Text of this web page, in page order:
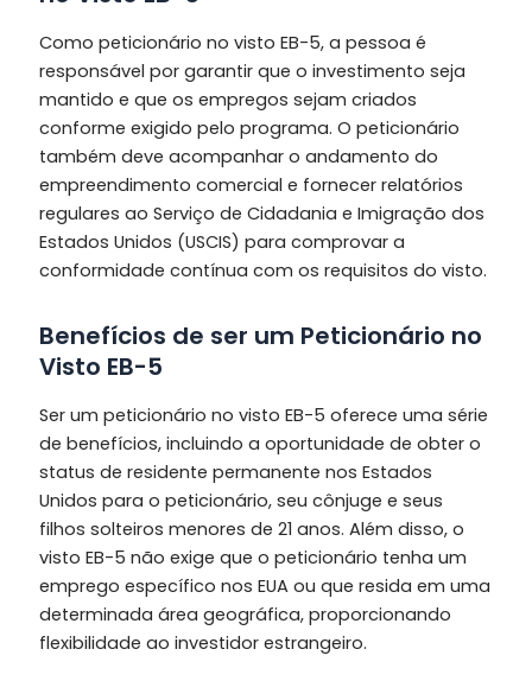
Como peticionário no visto EB-5, a pessoa é
responsável por garantir que o investimento seja
mantido e que os empregos sejam criados
conforme exigido pelo programa. O peticionário
também deve acompanhar o andamento do
empreendimento comercial e fornecer relatórios
regulares ao Serviço de Cidadania e Imigração dos
Estados Unidos (USCIS) para comprovar a
conformidade contínua com os requisitos do visto.
Benefícios de ser um Peticionário no
Visto EB-5
Ser um peticionário no visto EB-5 oferece uma série
de benefícios, incluindo a oportunidade de obter o
status de residente permanente nos Estados
Unidos para o peticionário, seu cônjuge e seus
filhos solteiros menores de 21 anos. Além disso, o
visto EB-5 não exige que o peticionário tenha um
emprego específico nos EUA ou que resida em uma
determinada área geográfica, proporcionando
flexibilidade ao investidor estrangeiro.